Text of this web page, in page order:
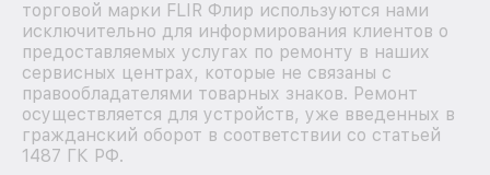
торговой марки FLIR Флир используются нами
исключительно для информирования клиентов о
предоставляемых услугах по ремонту в наших
сервисных центрах, которые не связаны с
правообладателями товарных знаков. Ремонт
осуществляется для устройств, уже введенных в
гражданский оборот в соответствии со статьей
1487 ГК РФ.